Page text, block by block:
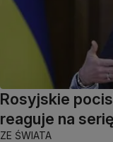
Rosyjskie
reaguje na
ZE ŚWIATA